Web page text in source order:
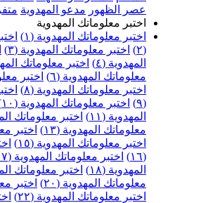
عصر الظهور مدعو المهدوية
اختبر معلوماتك المهدوية
اختبر معلوماتك المهدوية (١)
(٢)
اختبر معلوماتك المهدوية (٣)
المهدوية (٤)
اختبر معلوماتك
معلوماتك المهدوية (٦)
اختبر
اختبر معلوماتك المهدوية (٨)
(٩)
اختبر معلوماتك المهدوية (١٠)
المهدوية (١١)
اختبر معلوماتك
معلوماتك المهدوية (١٣)
اختبر
اختبر معلوماتك المهدوية (١٥)
(١٦)
اختبر معلوماتك المهدوية (١٧)
المهدوية (١٨)
اختبر معلوماتك
معلوماتك المهدوية (٢٠)
اختبر
اختبر معلوماتك المهدوية (٢٢)